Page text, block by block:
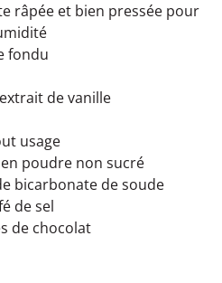
râpée et bien pressée pour
fondu
de vanille
usage
poudre non sucré
bicarbonate de soude
de sel
de chocolat